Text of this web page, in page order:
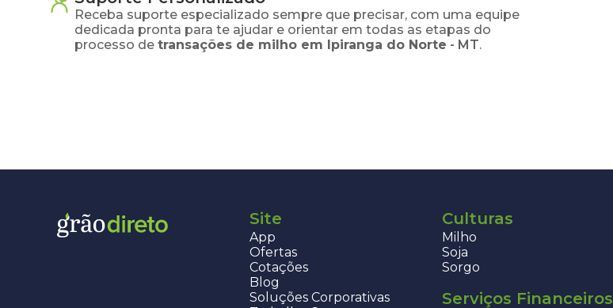
Receba suporte especializado sempre que precisar, com uma equipe
dedicada pronta para te ajudar e orientar em todas as etapas do
processo de transações de milho em Ipiranga do Norte - MT.
Site
App
Ofertas
Cotações
Blog
Soluções Corporativas
Culturas
Milho
Soja
Sorgo
Serviços Financeiros